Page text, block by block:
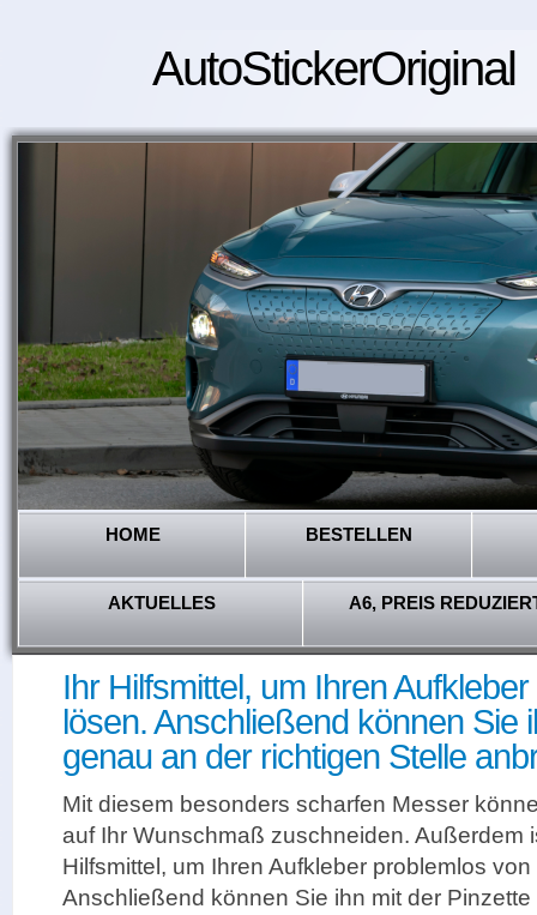
AutoStickerOriginal
HOME BESTELLEN
AKTUELLES A6, PREIS
Ihr Hilfsmittel, um Ihren
lösen. Anschließend können Sie
genau an der richtigen Stelle
Mit diesem besonders scharfen Messer
auf Ihr Wunschmaß zuschneiden. Außerdem
Hilfsmittel, um Ihren Aufkleber problemlos
Anschließend können Sie ihn mit der